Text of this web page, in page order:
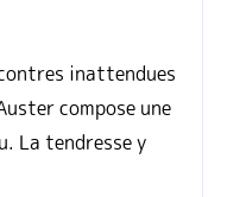
inattendues
compose une
La tendresse y